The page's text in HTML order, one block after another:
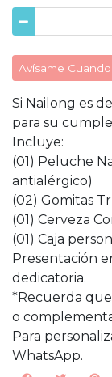
Avísame
Si Nailong es
para su
Incluye:
(01) Peluche
antialérgico)
(02) Gomitas
(01) Cerveza
(01) Caja
Presentación
dedicatoria.
*Recuerda
o
Para
WhatsApp.